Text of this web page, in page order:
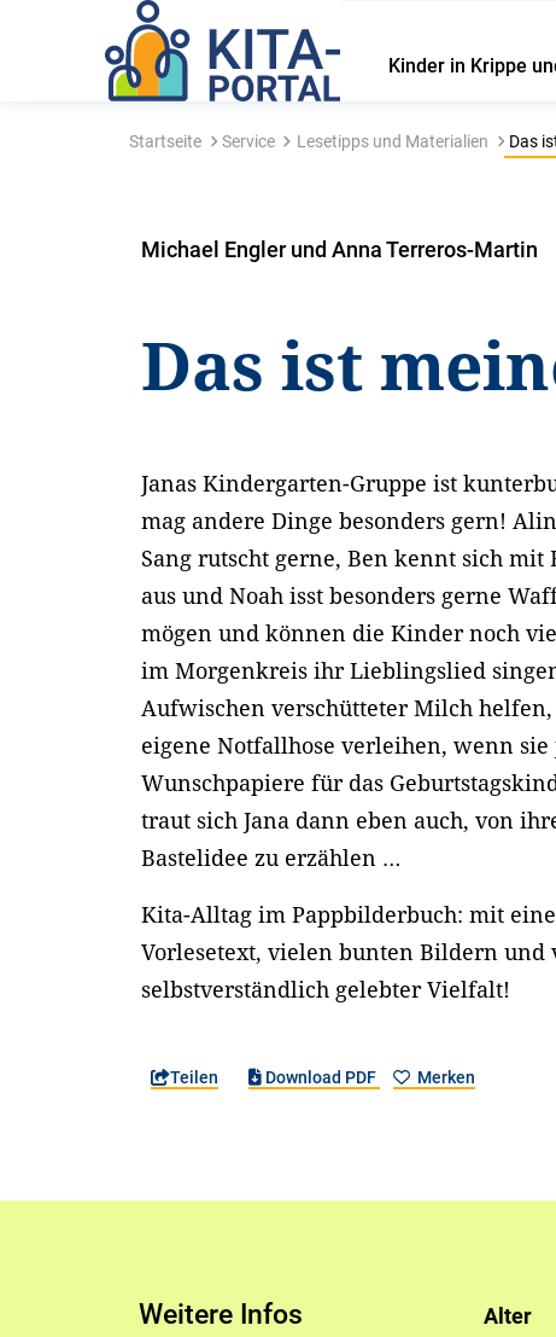
Kinder in Krippe
Startseite Service Lesetipps und Materialien Das
Michael Engler und Anna Terreros-Martin
Das ist
Janas Kindergarten-Gruppe ist
mag andere Dinge besonders gern!
Sang rutscht gerne, Ben kennt sich mit
aus und Noah isst besonders gerne
mögen und können die Kinder noch
im Morgenkreis ihr Lieblingslied
Aufwischen verschütteter Milch
eigene Notfallhose verleihen, wenn
Wunschpapiere für das
traut sich Jana dann eben auch, von
Bastelidee zu erzählen …
Kita-Alltag im Pappbilderbuch: mit
Vorlesetext, vielen bunten Bildern und
selbstverständlich gelebter Vielfalt!
Teilen Download PDF Merken
Weitere Infos Alter